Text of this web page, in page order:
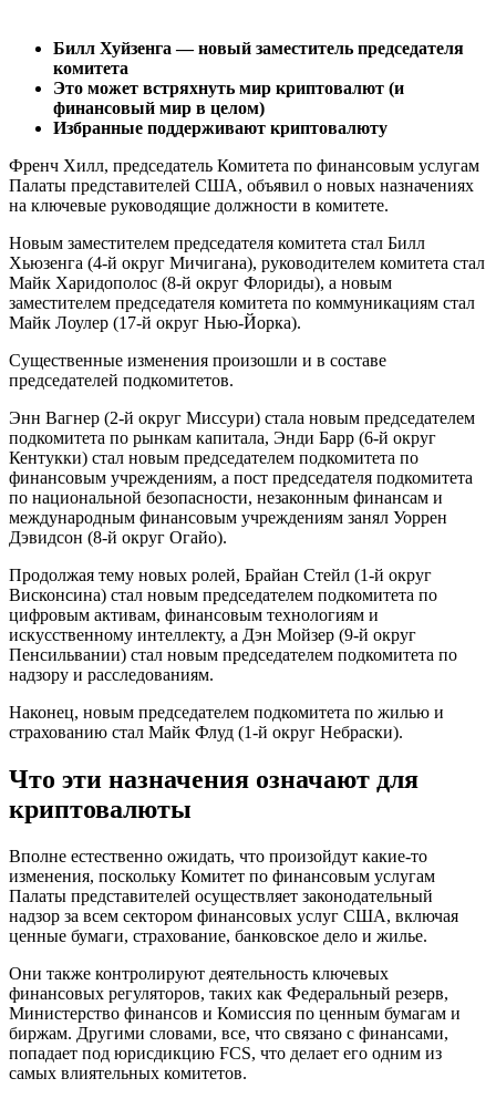
Билл Хуйзенга — новый заместитель председателя
комитета
Это может встряхнуть мир криптовалют (и
финансовый мир в целом)
Избранные поддерживают криптовалюту
Френч Хилл, председатель Комитета по финансовым услугам
Палаты представителей США, объявил о новых назначениях
на ключевые руководящие должности в комитете.
Новым заместителем председателя комитета стал Билл
Хьюзенга (4-й округ Мичигана), руководителем комитета стал
Майк Харидополос (8-й округ Флориды), а новым
заместителем председателя комитета по коммуникациям стал
Майк Лоулер (17-й округ Нью-Йорка).
Существенные изменения произошли и в составе
председателей подкомитетов.
Энн Вагнер (2-й округ Миссури) стала новым председателем
подкомитета по рынкам капитала, Энди Барр (6-й округ
Кентукки) стал новым председателем подкомитета по
финансовым учреждениям, а пост председателя подкомитета
по национальной безопасности, незаконным финансам и
международным финансовым учреждениям занял Уоррен
Дэвидсон (8-й округ Огайо).
Продолжая тему новых ролей, Брайан Стейл (1-й округ
Висконсина) стал новым председателем подкомитета по
цифровым активам, финансовым технологиям и
искусственному интеллекту, а Дэн Мойзер (9-й округ
Пенсильвании) стал новым председателем подкомитета по
надзору и расследованиям.
Наконец, новым председателем подкомитета по жилью и
страхованию стал Майк Флуд (1-й округ Небраски).
Что эти назначения означают для
криптовалюты
Вполне естественно ожидать, что произойдут какие-то
изменения, поскольку Комитет по финансовым услугам
Палаты представителей осуществляет законодательный
надзор за всем сектором финансовых услуг США, включая
ценные бумаги, страхование, банковское дело и жилье.
Они также контролируют деятельность ключевых
финансовых регуляторов, таких как Федеральный резерв,
Министерство финансов и Комиссия по ценным бумагам и
биржам. Другими словами, все, что связано с финансами,
попадает под юрисдикцию FCS, что делает его одним из
самых влиятельных комитетов.